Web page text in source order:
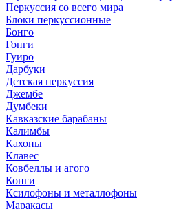
Перкуссия со всего мира
Блоки перкуссионные
Бонго
Гонги
Гуиро
Дарбуки
Детская перкуссия
Джембе
Думбеки
Кавказские барабаны
Калимбы
Кахоны
Клавес
Ковбеллы и агого
Конги
Ксилофоны и металлофоны
Маракасы